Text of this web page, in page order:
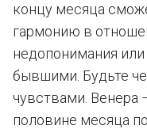
концу месяца
гармонию в
недопонимания
бывшими. Будьте
чувствами. Венера
половине месяца